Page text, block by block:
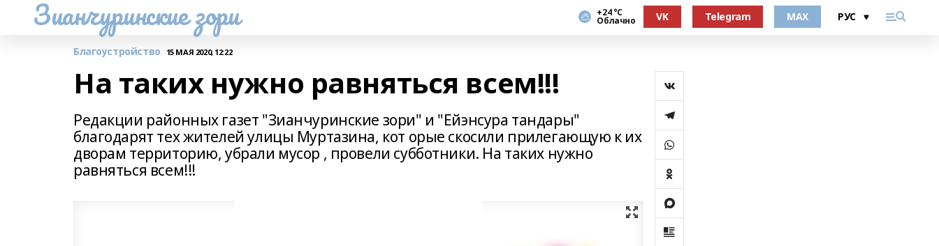
Зианчуринские зори +24 °С
Облачно VK Telegram MAX
Благоустройство 15 МАЯ 2020, 12:22
На таких нужно равняться всем!!!
Редакции районных газет "Зианчуринские зори" и "Ейэнсура тандары"
благодарят тех жителей улицы Муртазина, кот орые скосили прилегающую к их
дворам территорию, убрали мусор , провели субботники. На таких нужно
равняться всем!!!